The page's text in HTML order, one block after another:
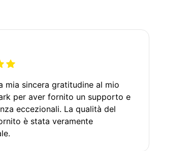
mia sincera gratitudine al mio
per aver fornito un supporto e
eccezionali. La qualità del
è stata veramente